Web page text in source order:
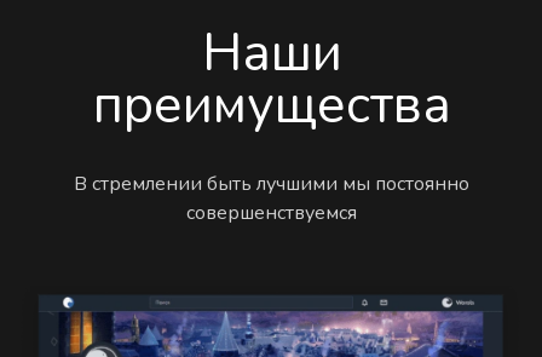
Наши
преимущества
В стремлении быть лучшими мы постоянно
совершенствуемся